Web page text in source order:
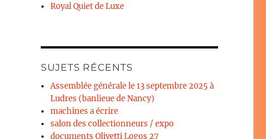
Royal Quiet de Luxe
SUJETS RÉCENTS
Assemblée générale le 13 septembre 2025 à
Ludres (banlieue de Nancy)
machines a écrire
salon des collectionneurs / expo
documents Olivetti Logos 27